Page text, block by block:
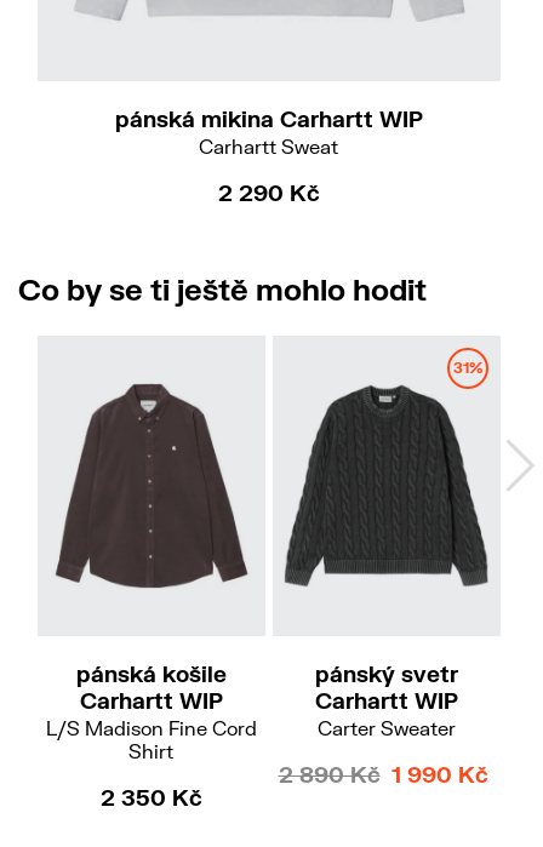
pánská mikina Carhartt WIP
Carhartt Sweat
2 290 Kč
Co by se ti ještě mohlo hodit
pánská košile
Carhartt WIP
L/S Madison Fine Cord
Shirt
2 350 Kč
31%
pánský svetr
Carhartt WIP
Carter Sweater
2 890 Kč 1 990 Kč